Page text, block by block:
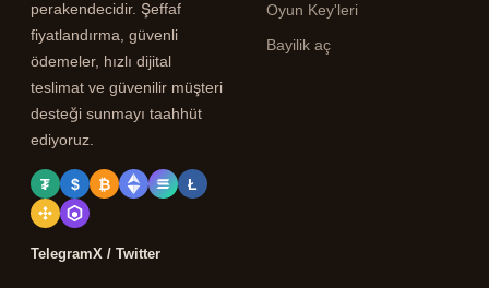
perakendecidir. Şeffaf
fiyatlandırma, güvenli
ödemeler, hızlı dijital
teslimat ve güvenilir müşteri
desteği sunmayı taahhüt
ediyoruz.
₮ $ ₿ Ł
TelegramX / Twitter
Oyun Key'leri
Bayilik aç